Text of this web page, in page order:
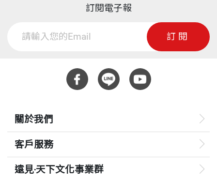
所以第一要先設定目標－不要再有羊因狼而死掉，第
二挑戰教條，羊一定要被狼吃嗎？第三，收集資料，
儘量收隻與狼有關的訊息，彼此分享再集思廣益。福
爾摩斯說「數據，數據，沒有數據的推理是罪惡」，
羊收集了數據後便發現下雨天羊不會短少，只有晴天
過河床上的鐵絲網下面鑽進來吃羊，下雨時水流湍急
就安全了。這個故事很生動的教會了孩子科學思考的
方式：觀察、假設、求証、解決問題。
的創新管理方法10年有餘，曾立下『使大中華區所有
的組織都成為學習型組織』的願景，持續教育管理者
接受與社會共榮共存的管理理念。曾至多家知名機構
甚至跨國公司，進行組織學習的訓練或輔導: 台灣默
克、中華電信、台灣應材、IBM、Kodak中國、HP、
美商3M、Philips、MERCK、台灣客服、泛亞電信、
型組織轉型，甚至長期培養組織學習的能力，經常與
受服務的組織合作發展各項實用的工具方法，成為組
織長期發展的重要夥伴。
頁數
重量 236
訂閱電子報
訂閱
關於我們
客戶服務
遠見‧天下文化事業群